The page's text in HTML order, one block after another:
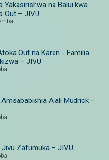
Yakasirishwa na Balui kwa
Out – JIVU
Out na Karen - Familia
– JIVU
Amsababishia Ajali Mudrick –
Jivu Zafumuka – JIVU